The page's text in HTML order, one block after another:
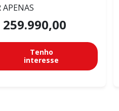
APENAS
259.990,00
Tenho
interesse